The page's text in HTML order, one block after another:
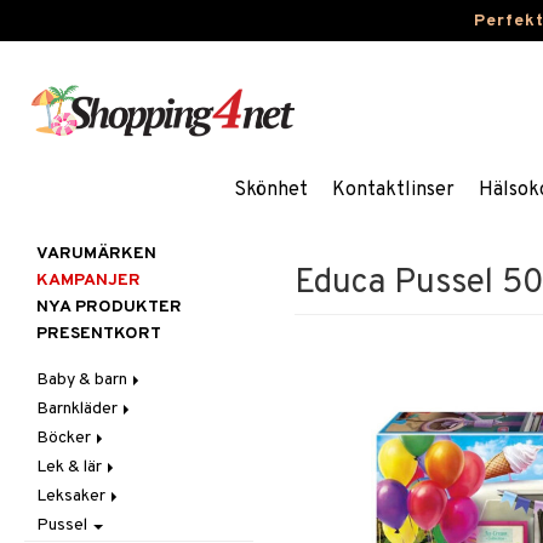
Skönhet Kontaktlinser
Educa Pussel
VARUMÄRKEN
KAMPANJER
NYA PRODUKTER
PRESENTKORT
Baby & barn
Accessoarer
För håret
Hattar & Mössor
Övrigt
Plånböcker
Aktivitet
Babygym
Babysitters
Bit & Skallra
Äta
Barnservis
Haklappar
Badrockar & Handdukar
Barnvagnstillbehör
Barnkläder
Accessoarer
Kepsar & Solhattar
Badkläder & UV-kläder
Klänningar
Nederdelar
Böcker
Dagböcker
Läs & Lär
Målarböcker
Lek & lär
Experiment
Inlärningsspel
Leksaker
Adventskalendrar
Pussel